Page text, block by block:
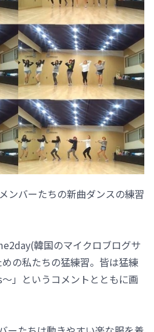
ンバーたちの新曲ダンスの練習
韓国のマイクロブログサ
の私たちの猛練習。皆は猛練
」というコメントとともに画